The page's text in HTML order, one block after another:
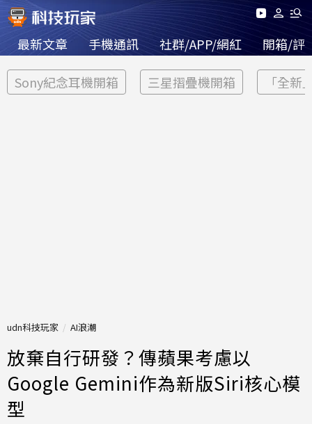
最新文章 手機通訊 社群/APP/網紅 開箱/評
Sony紀念耳機開箱 三星摺疊機開箱 「全新
udn科技玩家 AI浪潮
放棄自行研發？傳蘋果考慮以
Google Gemini作為新版Siri核心模
型